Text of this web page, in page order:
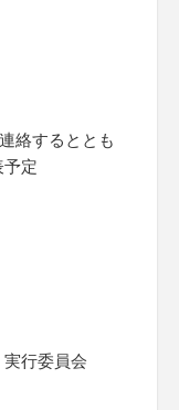
絡するととも
予定
行委員会